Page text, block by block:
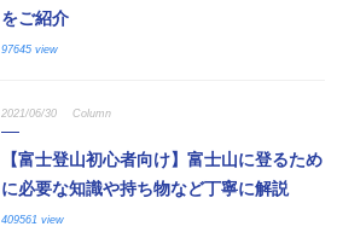
をご紹介
97645 view
2021/06/30 Column
【富士登山初心者向け】富士山に登るため
に必要な知識や持ち物など丁寧に解説
409561 view